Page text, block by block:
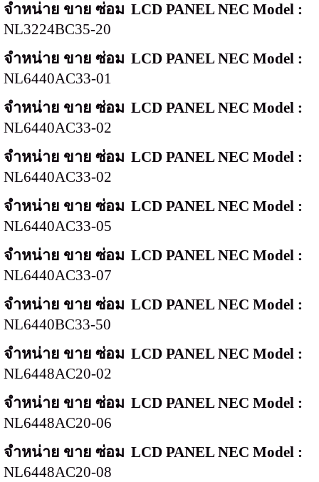
จำหน่าย ขาย ซ่อม LCD PANEL NEC Model :
NL3224BC35-20
จำหน่าย ขาย ซ่อม LCD PANEL NEC Model :
NL6440AC33-01
จำหน่าย ขาย ซ่อม LCD PANEL NEC Model :
NL6440AC33-02
จำหน่าย ขาย ซ่อม LCD PANEL NEC Model :
NL6440AC33-02
จำหน่าย ขาย ซ่อม LCD PANEL NEC Model :
NL6440AC33-05
จำหน่าย ขาย ซ่อม LCD PANEL NEC Model :
NL6440AC33-07
จำหน่าย ขาย ซ่อม LCD PANEL NEC Model :
NL6440BC33-50
จำหน่าย ขาย ซ่อม LCD PANEL NEC Model :
NL6448AC20-02
จำหน่าย ขาย ซ่อม LCD PANEL NEC Model :
NL6448AC20-06
จำหน่าย ขาย ซ่อม LCD PANEL NEC Model :
NL6448AC20-08